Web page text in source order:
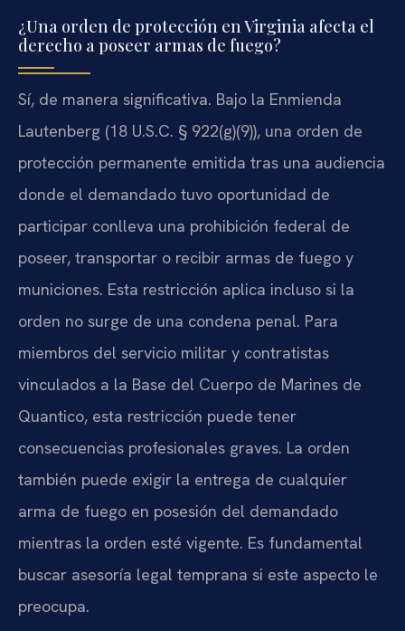
¿Una orden de protección en Virginia afecta el
derecho a poseer armas de fuego?
Sí, de manera significativa. Bajo la Enmienda
Lautenberg (18 U.S.C. § 922(g)(9)), una orden de
protección permanente emitida tras una audiencia
donde el demandado tuvo oportunidad de
participar conlleva una prohibición federal de
poseer, transportar o recibir armas de fuego y
municiones. Esta restricción aplica incluso si la
orden no surge de una condena penal. Para
miembros del servicio militar y contratistas
vinculados a la Base del Cuerpo de Marines de
Quantico, esta restricción puede tener
consecuencias profesionales graves. La orden
también puede exigir la entrega de cualquier
arma de fuego en posesión del demandado
mientras la orden esté vigente. Es fundamental
buscar asesoría legal temprana si este aspecto le
preocupa.